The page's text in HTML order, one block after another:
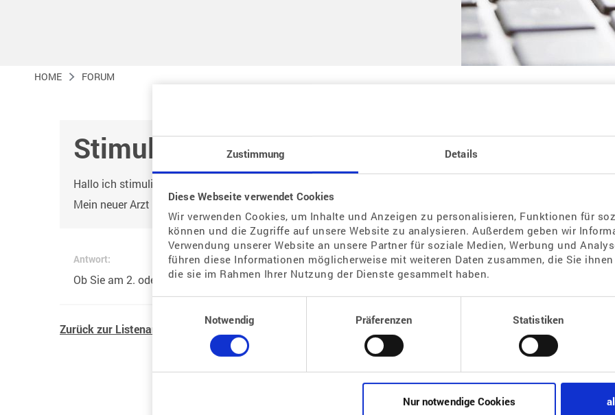
Zustimmung Details
Diese Webseite verwendet Cookies
Wir verwenden Cookies, um Inhalte und Anzeigen zu personalisieren, Funktionen für
können und die Zugriffe auf unsere Website zu analysieren. Außerdem geben wir
Verwendung unserer Website an unsere Partner für soziale Medien, Werbung und
führen diese Informationen möglicherweise mit weiteren Daten zusammen, die Sie
die sie im Rahmen Ihrer Nutzung der Dienste gesammelt haben.
Notwendig
Präferenzen Statistiken
Nur notwendige Cookies
HOME FORUM
Stimulation
Hallo ich stimulieren mit menopur, mache eine insemination. Bei meinem alten Arzt musste ich immer am
Mein neuer Arzt sagt ich soll ab dem zweiten tag menogon spritzen. Was ist denn besser, bin 42 Jahre alt.
Antwort:
Ob Sie am 2. oder. 3. Tag beginnen zu spritzen, hat keinen Einfluss auf die Erfolgschance.
Zurück zur Listenansicht